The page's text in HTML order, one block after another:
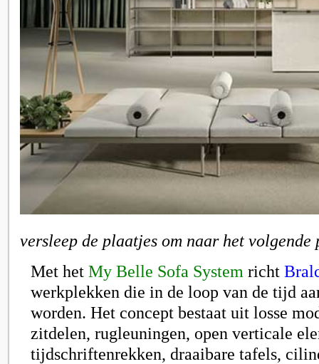
versleep de plaatjes om naar het
Met het My Belle Sofa System richt
werkplekken die in de loop van de tijd
worden. Het concept bestaat uit losse
zitdelen, rugleuningen, open verticale
tijdschriftenrekken, draaibare tafels,